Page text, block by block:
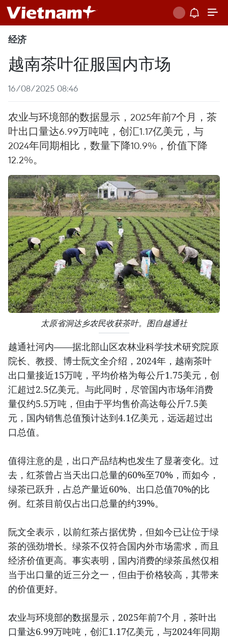
经济
越南茶叶征服国内市场
16/08/2025 08:46
农业与环境部的数据显示，2025年前7个月，茶
叶出口量达6.99万吨吨，创汇1.17亿美元，与
2024年同期相比，数量下降10.9%，价值下降
12.2%。
太原省洞达乡农民收获茶叶。图自越通社
越通社河内——据北部山区农林业科学技术研究院原
院长、教授、博士阮文全介绍，2024年，越南茶叶
出口量接近15万吨，平均价格为每公斤1.75美元，创
汇超过2.5亿美元。与此同时，尽管国内市场年消费
量仅约5.5万吨，但由于平均售价高达每公斤7.5美
元，国内销售总值预计达到4.1亿美元，远远超过出
口总值。
值得注意的是，出口产品结构也发生了显著变化。过
去，红茶曾占当天出口总量的60%至70%，而如今，
绿茶已跃升，占总产量近60%、出口总值70%的比
例。红茶目前仅占出口总量的约39%。
阮文全表示，以前红茶占据优势，但如今已让位于绿
茶的强劲增长。绿茶不仅符合国内外市场需求，而且
经济价值更高。事实表明，国内消费的绿茶虽然仅相
当于出口量的近三分之一，但由于价格较高，其带来
的价值更好。
农业与环境部的数据显示，2025年前7个月，茶叶出
口量达6.99万吨吨，创汇1.17亿美元，与2024年同期